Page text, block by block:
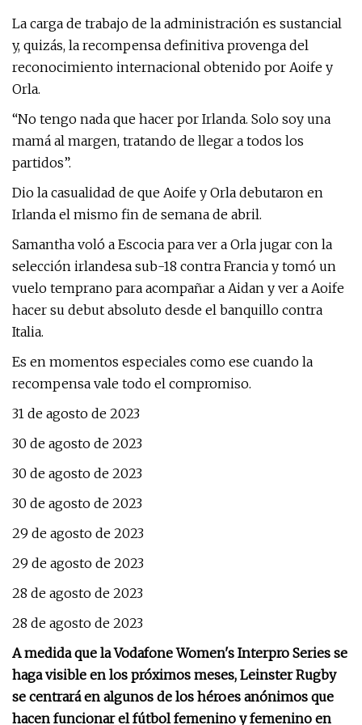
La carga de trabajo de la administración es sustancial
y, quizás, la recompensa definitiva provenga del
reconocimiento internacional obtenido por Aoife y
Orla.
“No tengo nada que hacer por Irlanda. Solo soy una
mamá al margen, tratando de llegar a todos los
partidos”.
Dio la casualidad de que Aoife y Orla debutaron en
Irlanda el mismo fin de semana de abril.
Samantha voló a Escocia para ver a Orla jugar con la
selección irlandesa sub-18 contra Francia y tomó un
vuelo temprano para acompañar a Aidan y ver a Aoife
hacer su debut absoluto desde el banquillo contra
Italia.
Es en momentos especiales como ese cuando la
recompensa vale todo el compromiso.
31 de agosto de 2023
30 de agosto de 2023
30 de agosto de 2023
30 de agosto de 2023
29 de agosto de 2023
29 de agosto de 2023
28 de agosto de 2023
28 de agosto de 2023
A medida que la Vodafone Women's Interpro Series se
haga visible en los próximos meses, Leinster Rugby
se centrará en algunos de los héroes anónimos que
hacen funcionar el fútbol femenino y femenino en